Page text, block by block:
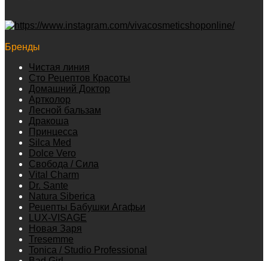
Бренды
Чистая линия
Сто Рецептов Красоты
Домашний Доктор
Артколор
Лесной бальзам
Дракоша
Принцесса
Silca Med
Dolce Vero
Свобода / Сила
Vital Charm
Dr. Sante
Natura Siberica
Рецепты Бабушки Агафьи
LUX-VISAGE
Новая Заря
Tresemme
Tonica / Studio Professional